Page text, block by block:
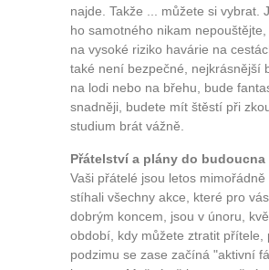
Máte pocit, že jste unaveni
Jak mít více energie
Jak vnést do života
Jak být šťastnější
najde. Takže ... můžete si vybrat.
ho samotného nikam
na vysoké riziko havárie na
také není bezpečné, nejkrásnější
na lodi nebo na břehu, bude
snadněji, budete mít štěstí při
studium brát vážně.
Přátelství a plány do budoucna
Vaši přátelé jsou letos
stíhali všechny akce, které pro
dobrým koncem, jsou v únoru,
období, kdy můžete ztratit přítele,
podzimu se zase začíná "aktivní